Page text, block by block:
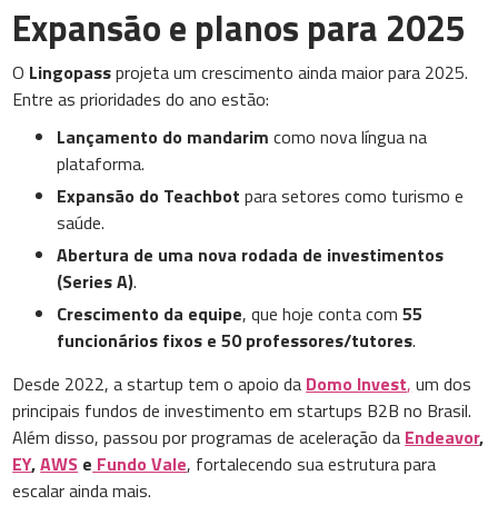
Expansão e planos para 2025
O Lingopassprojeta um crescimento ainda maior para 2025.
Entre as prioridades do ano estão:
Lançamento do mandarim como nova língua na
plataforma.
Expansão do Teachbot para setores como turismo e
saúde.
Abertura de uma nova rodada de investimentos
(Series A).
Crescimento da equipe, que hoje conta com55
funcionários fixos e 50 professores/tutores.
Desde 2022, a startup tem o apoio da Domo Invest, um dos
principais fundos de investimento em startups B2B no Brasil.
Além disso, passou por programas de aceleração da Endeavor,
EY,AWS e Fundo Vale, fortalecendo sua estrutura para
escalar ainda mais.